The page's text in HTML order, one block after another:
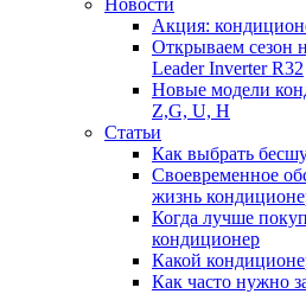
Новости
Акция:
Открываем сезон
Leader Inverter R32
Новые модели
Z,G, U, Н
Статьи
Как выбрать
Своевременное
жизнь
Когда лучше
кондиционер
Какой
Как часто нужно